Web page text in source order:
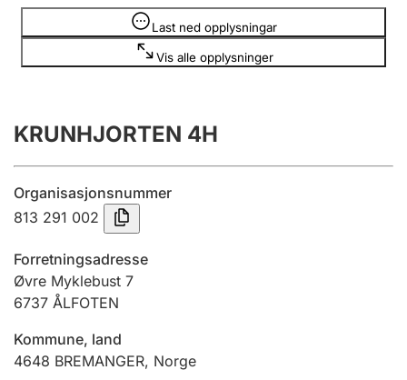
Registrere, endre, slette
Årsrekneskap
Innsending og forseinkingsgebyr
Tinglysing
Jeger
Last ned opplysningar
Vis alle opplysninger
Opplysninger er skjult
KRUNHJORTEN 4H
Organisasjonsnummer
813 291 002
Forretningsadresse
Øvre Myklebust 7
6737 ÅLFOTEN
Kommune, land
4648 BREMANGER, Norge